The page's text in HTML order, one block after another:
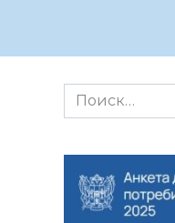
Search
for: